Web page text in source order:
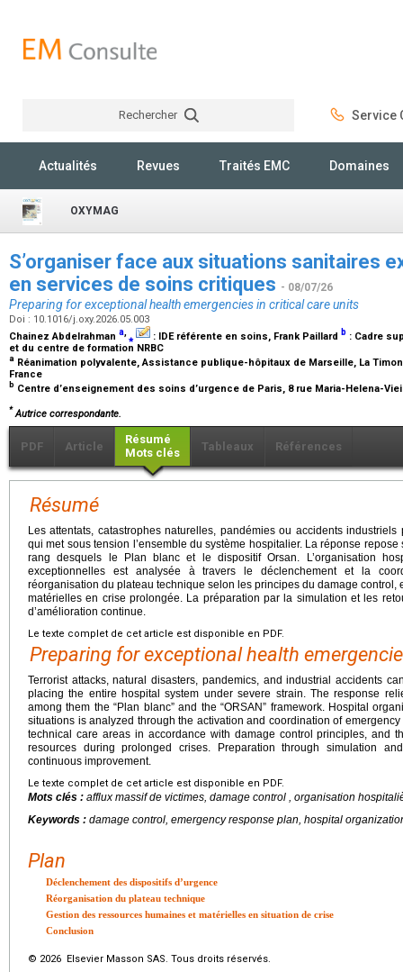
Rechercher Service
Actualités Revues Traités EMC Domaines
OXYMAG
S’organiser face aux situations sanitaires
en services de soins critiques - 08/07/26
Preparing for exceptional health emergencies in critical care units
Doi : 10.1016/j.oxy.2026.05.003
Chainez Abdelrahman a,⁎ : IDE référente en soins, Frank Paillard b : Cadre
et du centre de formation NRBC
a Réanimation polyvalente, Assistance publique-hôpitaux de Marseille, La
France
b Centre d’enseignement des soins d’urgence de Paris, 8 rue Maria-Helena-
* Autrice correspondante.
PDF Article
Résumé
Mots clés
Tableaux Références
Résumé
Les attentats, catastrophes naturelles, pandémies ou accidents
qui met sous tension l’ensemble du système hospitalier. La réponse
rang desquels le Plan blanc et le dispositif Orsan. L’organisation
exceptionnelles est analysée à travers le déclenchement et la
réorganisation du plateau technique selon les principes du damage control,
matérielles en crise prolongée. La préparation par la simulation et les
d’amélioration continue.
Le texte complet de cet article est disponible en PDF.
Preparing for exceptional health
Terrorist attacks, natural disasters, pandemics, and industrial accidents
placing the entire hospital system under severe strain. The response
among them the “Plan blanc” and the “ORSAN” framework. Hospital
situations is analyzed through the activation and coordination of
technical care areas in accordance with damage control principles, and
resources during prolonged crises. Preparation through simulation
continuous improvement.
Le texte complet de cet article est disponible en PDF.
Mots clés : afflux massif de victimes, damage control , organisation
Keywords : damage control, emergency response plan, hospital
Plan
Déclenchement des dispositifs d’urgence
Réorganisation du plateau technique
Gestion des ressources humaines et matérielles en situation de crise
Conclusion
© 2026 Elsevier Masson SAS. Tous droits réservés.